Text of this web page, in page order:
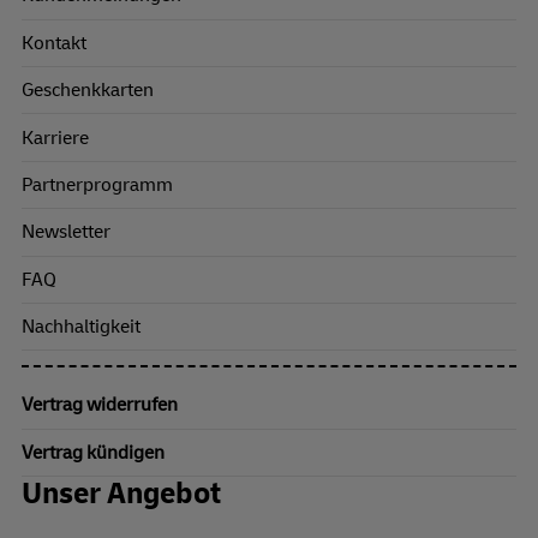
Kontakt
Geschenkkarten
Karriere
Partnerprogramm
Newsletter
FAQ
Nachhaltigkeit
Vertrag widerrufen
Vertrag kündigen
Unser Angebot